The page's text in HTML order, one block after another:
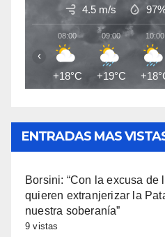
4.5 m/s
08:00
+18°C
09:00
+19°C
10:00
‹
ENTRADAS MAS
Borsini: “Con la excusa de
quieren extranjerizar la
nuestra soberanía”
9 vistas